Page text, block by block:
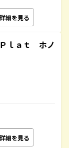
詳細を見る
ｌａｔ ホノ
詳細を見る